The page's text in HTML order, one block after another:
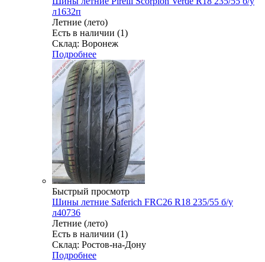
л1632п
Летние (лето)
Есть в наличии (1)
Склад: Воронеж
Подробнее
Быстрый просмотр
Шины летние Saferich FRC26 R18 235/55 б/у
л40736
Летние (лето)
Есть в наличии (1)
Склад: Ростов-на-Дону
Подробнее